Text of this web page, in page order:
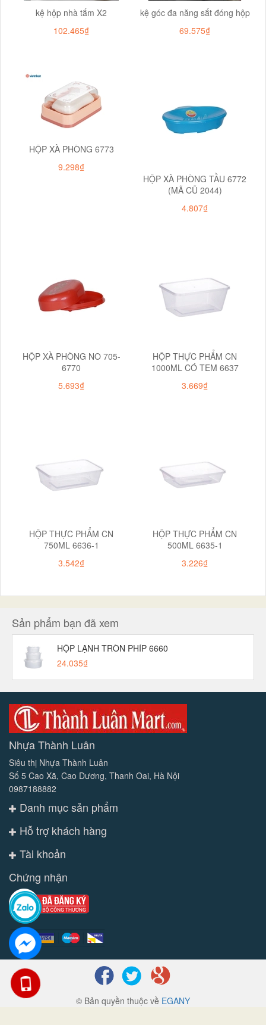
kệ hộp nhà tắm X2
102.465₫
kệ góc đa năng sắt đóng hộp
69.575₫
HỘP XÀ PHÒNG 6773
9.298₫
HỘP XÀ PHÒNG TẦU 6772
(MÃ CŨ 2044)
4.807₫
HỘP XÀ PHÒNG NO 705-
6770
5.693₫
HỘP THỰC PHẨM CN
1000ML CÓ TEM 6637
3.669₫
HỘP THỰC PHẨM CN
750ML 6636-1
3.542₫
HỘP THỰC PHẨM CN
500ML 6635-1
3.226₫
Sản phẩm bạn đã xem
HỘP LẠNH TRÒN PHÍP 6660
24.035₫
Nhựa Thành Luân
Siêu thị Nhựa Thành Luân
Số 5 Cao Xã, Cao Dương, Thanh Oai, Hà Nội
0987188882
Danh mục sản phẩm
Hỗ trợ khách hàng
Tài khoản
Chứng nhận
© Bản quyền thuộc về EGANY